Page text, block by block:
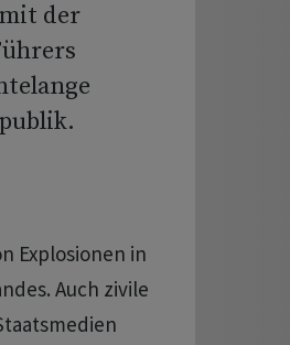
der
Explosionen in
Auch zivile